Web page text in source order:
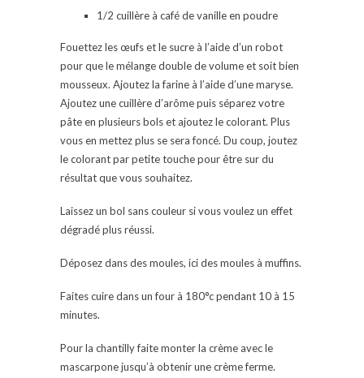
1/2 cuillère à café de vanille en poudre
Fouettez les œufs et le sucre à l’aide d’un robot
pour que le mélange double de volume et soit bien
mousseux. Ajoutez la farine à l’aide d’une maryse.
Ajoutez une cuillère d’arôme puis séparez votre
pâte en plusieurs bols et ajoutez le colorant. Plus
vous en mettez plus se sera foncé. Du coup, joutez
le colorant par petite touche pour être sur du
résultat que vous souhaitez.
Laissez un bol sans couleur si vous voulez un effet
dégradé plus réussi.
Déposez dans des moules, ici des moules à muffins.
Faites cuire dans un four à 180°c pendant 10 à 15
minutes.
Pour la chantilly faite monter la crème avec le
mascarpone jusqu’à obtenir une crème ferme.